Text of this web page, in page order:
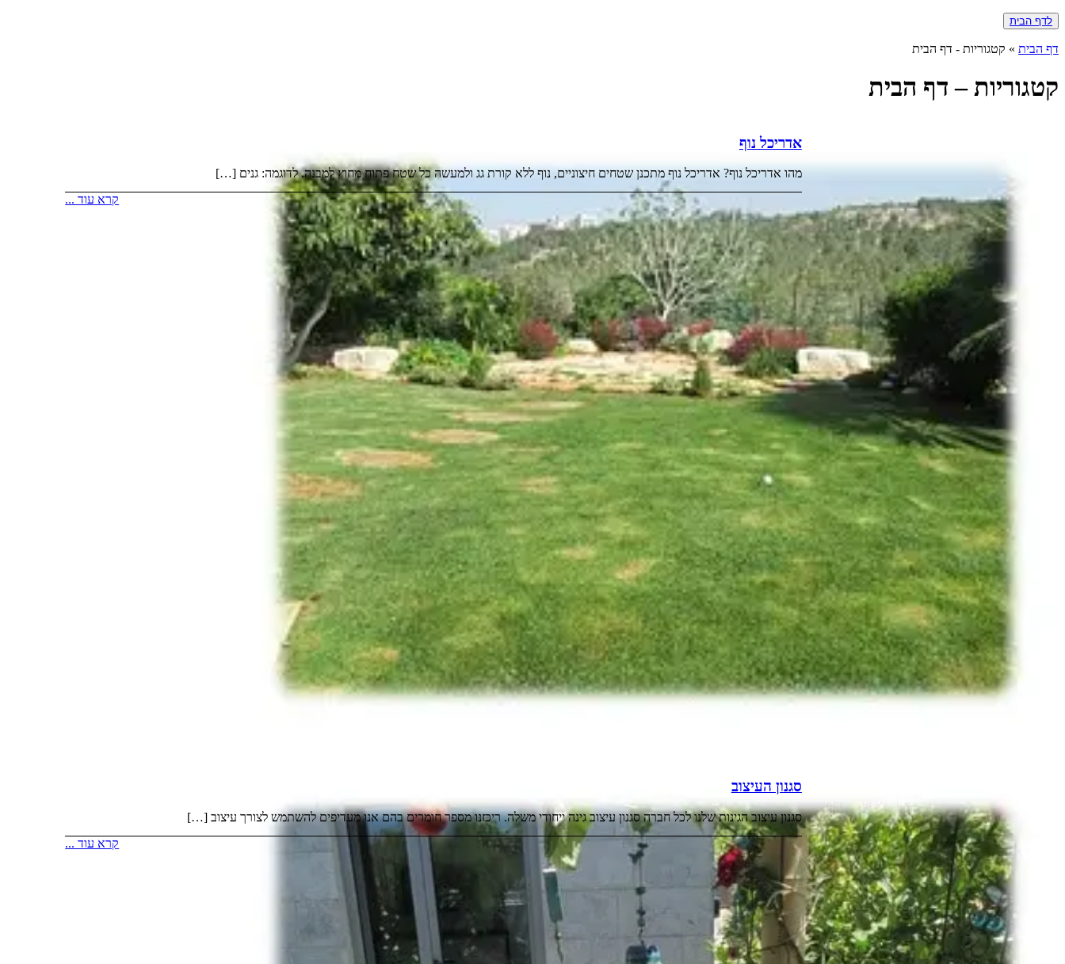
לדף הבית
דף הבית » קטגוריות - דף הבית
קטגוריות – דף הבית
אדריכל נוף
מהו אדריכל נוף? אדריכל נוף מתכנן שטחים חיצוניים, נוף ללא קורת גג ולמעשה כל שטח פתוח מחוץ למבנה. לדוגמה: גנים […]
קרא עוד ...
סגנון העיצוב
סגנון עיצוב הגינות שלנו לכל חברה סגנון עיצוב גינה ייחודי משלה. ריכזנו מספר חומרים בהם אנו מעדיפים להשתמש לצורך עיצוב […]
קרא עוד ...